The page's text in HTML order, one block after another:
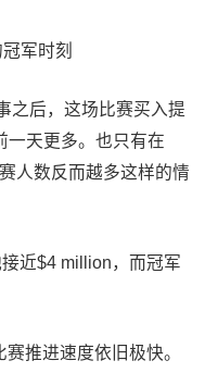
军时刻
之后，这场比赛买入提
一天更多。也只有在
人数反而越多这样的情
近$4 million，而冠军
推进速度依旧极快。